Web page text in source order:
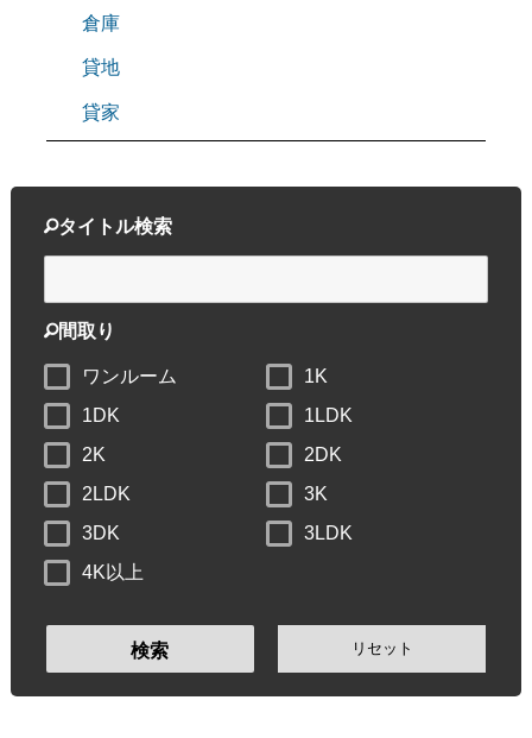
倉庫
貸地
貸家
タイトル検索
間取り
ワンルーム
1K
1DK
1LDK
2K
2DK
2LDK
3K
3DK
3LDK
4K以上
検索 リセット